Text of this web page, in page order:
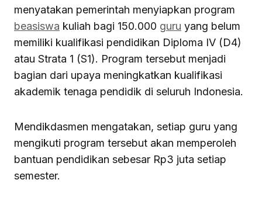
menyatakan pemerintah menyiapkan program
beasiswa kuliah bagi 150.000 guru yang belum
memiliki kualifikasi pendidikan Diploma IV (D4)
atau Strata 1 (S1). Program tersebut menjadi
bagian dari upaya meningkatkan kualifikasi
akademik tenaga pendidik di seluruh Indonesia.
Mendikdasmen mengatakan, setiap guru yang
mengikuti program tersebut akan memperoleh
bantuan pendidikan sebesar Rp3 juta setiap
semester.